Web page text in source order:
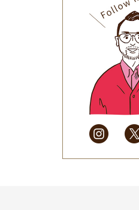
2025年9月(30)
2025年8月(31)
2025年7月(37)
2025年6月(48)
2025年5月
(41)
2025年4月
(32)
2025年3月(31)
2025年2月
(28)
2025年1月
(34)